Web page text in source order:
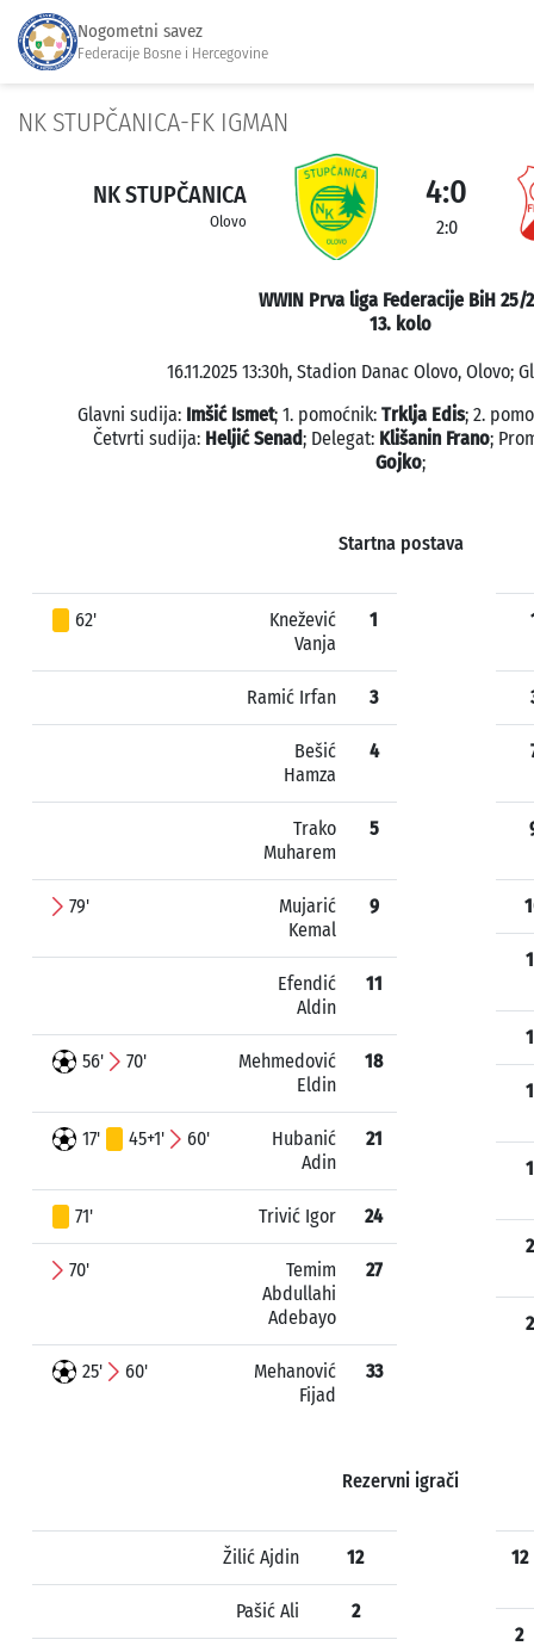
Nogometni savez
Federacije Bosne i Hercegovine
NK STUPČANICA-FK IGMAN
NK STUPČANICA
Olovo
4:0
2:0
WWIN Prva liga Federacije BiH 25/
13. kolo
16.11.2025 13:30h, Stadion Danac Olovo, Olovo;
Glavni sudija: Imšić Ismet; 1. pomoćnik: Trklja Edis; 2.
Četvrti sudija: Heljić Senad; Delegat: Klišanin Frano;
Gojko;
Startna postava
62'
Knežević
Vanja
1
Ramić Irfan 3
Bešić
Hamza
4
Trako
Muharem
5
79'
Mujarić
Kemal
9
Efendić
Aldin
11
56' 70'
Mehmedović
Eldin
18
17' 45+1' 60'
Hubanić
Adin
21
71' Trivić Igor 24
70'
Temim
Abdullahi
Adebayo
27
25' 60'
Mehanović
Fijad
33
Rezervni igrači
Žilić Ajdin 12
Pašić Ali 2
12
2